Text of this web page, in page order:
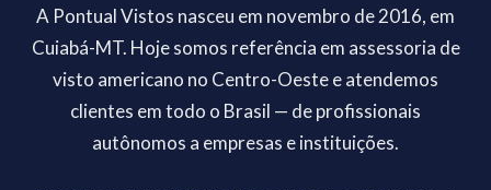
A Pontual Vistos nasceu em novembro de 2016, em
Cuiabá-MT. Hoje somos referência em assessoria de
visto americano no Centro-Oeste e atendemos
clientes em todo o Brasil — de profissionais
autônomos a empresas e instituições.